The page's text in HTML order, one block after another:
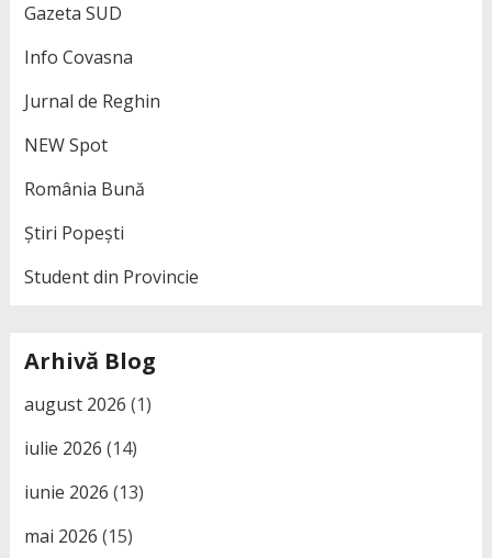
Gazeta SUD
Info Covasna
Jurnal de Reghin
NEW Spot
România Bună
Știri Popești
Student din Provincie
Arhivă Blog
august 2026 (1)
iulie 2026 (14)
iunie 2026 (13)
mai 2026 (15)